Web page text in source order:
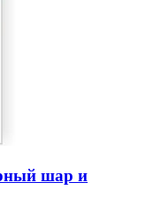
шар и